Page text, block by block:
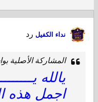
نداء الكفيل رد
المشاركة الأصلية
يالله
اجمل هذه